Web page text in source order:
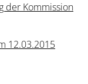
der Kommission
12.03.2015